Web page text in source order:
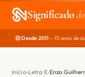
Significado
EXPLORAR
NOME PERFEITO
Desde 2011— 15 anos de
Início Letra E Enzo